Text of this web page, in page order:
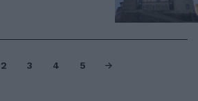
2 3 4 5